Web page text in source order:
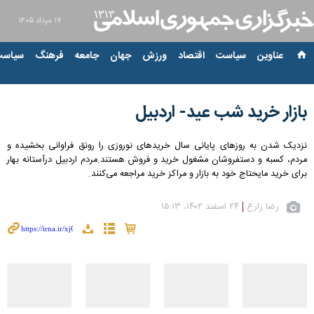
۱۷ مرداد ۱۴۰۵
عناوین‌ سیاست اقتصاد ورزش جهان جامعه فرهنگ
بازار خرید شب عید- اردبیل
نزدیک شدن به روزهای پایانی سال خریدهای نوروزی را رونق فراوانی بخشیده و
مردم، کسبه و دستفروشان مشغول خرید و فروش هستند.مردم اردبیل درآستانه بهار
برای خرید مایحتاج خود به بازار و مراکز خرید مراجعه می‌کنند.
رضا زارع ۲۴ اسفند ۱۴۰۲، ۱۵:۱۳